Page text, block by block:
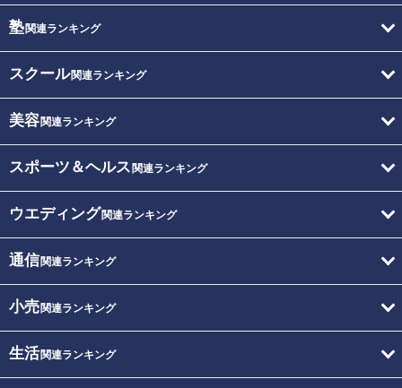
塾関連ランキング
スクール関連ランキング
美容関連ランキング
スポーツ＆ヘルス 関連ランキング
ウエディング関連ランキング
通信関連ランキング
小売関連ランキング
生活関連ランキング